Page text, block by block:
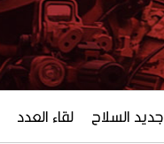
جديد السلاح لقاء العدد